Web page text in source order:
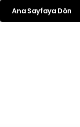
Ana Sayfaya Dön